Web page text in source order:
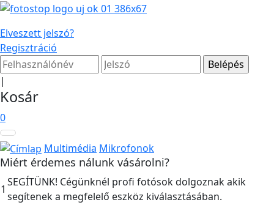
Elveszett jelszó?
Regisztráció
|
Kosár
0
Multimédia Mikrofonok
Miért érdemes nálunk vásárolni?
1
SEGÍTÜNK! Cégünknél profi fotósok dolgoznak akik
segítenek a megfelelő eszköz kiválasztásában.